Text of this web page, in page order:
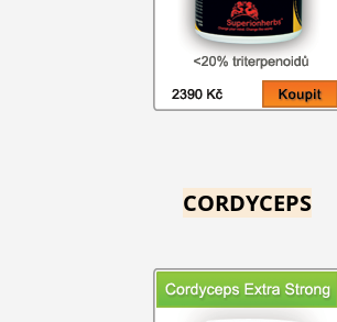
CORDYCEPS